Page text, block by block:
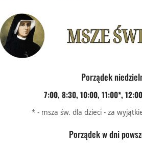
Porządek
7:00, 8:30, 10:00, 11:00*,
* - msza św. dla dzieci - za
Porządek w dni